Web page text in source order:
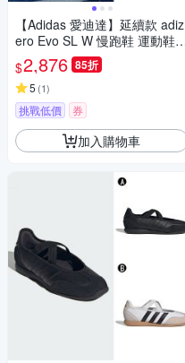
【Adidas 愛迪達】延續款 adiz
ero Evo SL W 慢跑鞋 運動鞋
女 A-JP7147 B-KJ0440
$2,876 85折
5 (1)
挑戰低價 券
加入購物車